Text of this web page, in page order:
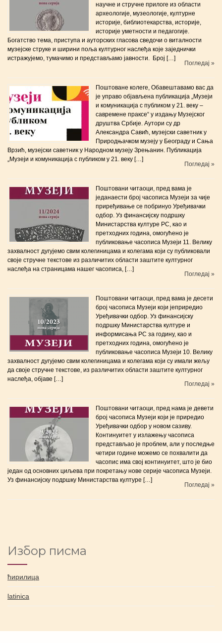
научне и стручне прилоге из области
археологије, музеологије, културне
историје, библиотекарства, историје,
историје уметности и педагогије.
Богатство тема, приступа и ауторских гласова сведочи о виталности
музејске струке и ширини поља културног наслеђа које заједнички
истражујемо, тумачимо и представљамо јавности. Број […]
Погледај »
Поштоване колеге, Обавештавамо вас да
је управо објављена публикација „Музеји
и комуникација с публиком у 21. веку –
савремене праксе“ у издању Музејског
друштва Србије. Аутори су др
Александра Савић, музејски саветник у
Природњачком музеју у Београду и Сања
Врзић, музејски саветник у Народном музеју Зрењанин. Публикација
„Музеји и комуникација с публиком у 21. веку […]
Погледај »
Поштовани читаоци, пред вама је
једанаести број часописа Музеји за чије
приређивање се побринуо Уређивачки
одбор. Уз финансијску подршку
Министарства културе РС, као и
претходних година, омогућено је
публиковање часописа Музеји 11. Велику
захвалност дугујемо свим колегиницама и колегама који су публиковали
своје стручне текстове из различитих области заштите културног
наслеђа на страницама нашег часописа, […]
Погледај »
Поштовани читаоци, пред вама је десети
број часописа Музеји који јеприредиo
Уређивачки одбор. Уз финансијску
подршку Министарства културе и
информисања РС за годину, као и
претходних година, омогућено је
публиковање часописа Музеји 10. Велику
захвалност дугујемо свим колегиницама и колегама који су имали жељу
да своје стручне текстове, из различитих области заштите културног
наслеђа, објаве […]
Погледај »
Поштовани читаоци, пред нама је девети
број часописа Музеји који је приредиo
Уређивачки одбор у новом сазиву.
Континуитет у излажењу часописа
представљао је проблем, али у последње
четири године можемо се похвалити да
часопис има свој континуитет, што је био
један од основних циљева при покретању нове серије часописа Музеји.
Уз финансијску подршку Министарства културе […]
Погледај »
Избор писма
ћирилица
latinica